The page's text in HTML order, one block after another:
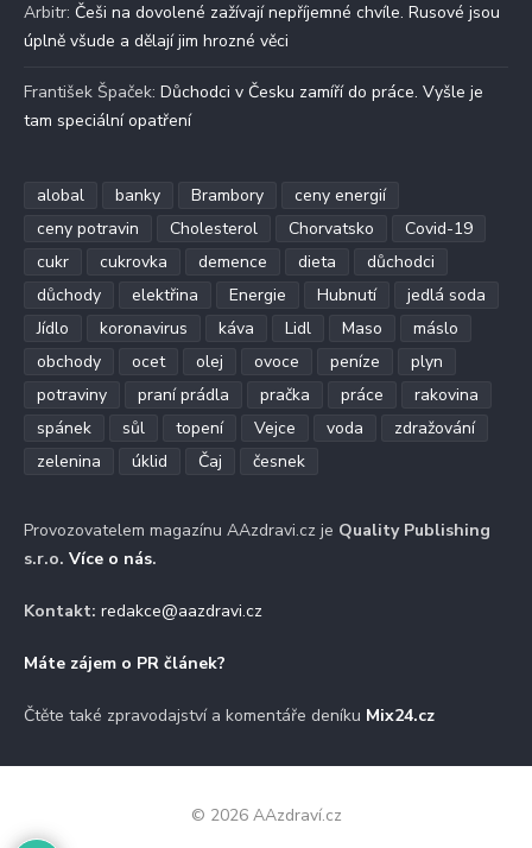
Arbitr: Češi na dovolené zažívají nepříjemné chvíle. Rusové jsou
úplně všude a dělají jim hrozné věci
František Špaček: Důchodci v Česku zamíří do práce. Vyšle je
tam speciální opatření
alobal banky Brambory
ceny energií
ceny potravin
Cholesterol Chorvatsko
Covid-19
cukr
cukrovka demence dieta
důchodci
důchody
elektřina Energie Hubnutí
jedlá soda
Jídlo
koronavirus káva Lidl Maso
máslo
obchody
ocet olej ovoce peníze
plyn
potraviny
praní prádla pračka práce
rakovina
spánek
sůl topení Vejce voda
zdražování
zelenina
úklid Čaj česnek
Provozovatelem magazínu AAzdravi.cz je Quality Publishing
s.r.o. Více o nás.
Kontakt: redakce@aazdravi.cz
Máte zájem o PR článek?
Čtěte také zpravodajství a komentáře deníku Mix24.cz
© 2026 AAzdraví.cz